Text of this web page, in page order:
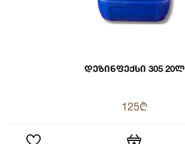
Დეზინფექსი 305 20ლ
125₾